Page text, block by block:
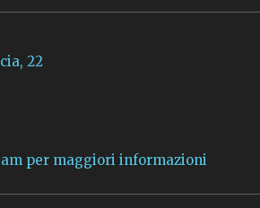
22
per maggiori informazioni